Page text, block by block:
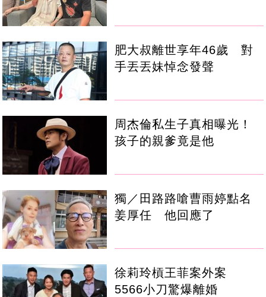
肥大叔離世享年46歲 對
手丟丟妹悼念發聲
周杰倫私生子真相曝光！
孩子的親爹竟是他
獨／田路路嗆曹雨婷點名
姜厚任 他回應了
徐莉玲槓王菲案外案
5566小刀驚爆離婚